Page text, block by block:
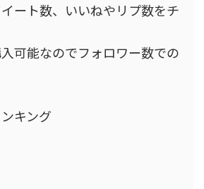
ート数、いいねやリプ数をチ
可能なのでフォロワー数での
キング